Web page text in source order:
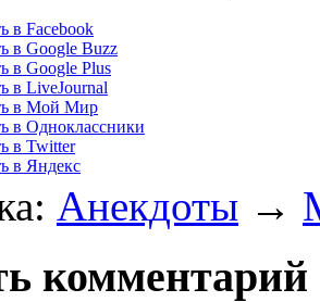
Анекдоты →
комментарий